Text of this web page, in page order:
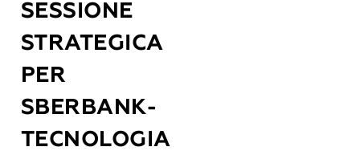
SESSIONE
STRATEGICA
PER
SBERBANK-